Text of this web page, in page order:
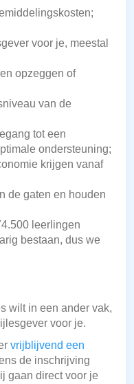
voor je, meestal
opzeggen of
van de
tot een
ondersteuning;
krijgen vanaf
de gaten en houden
leerlingen
bestaan, dus we
wilt in een ander vak,
voor je.
vrijblijvend een
de inschrijving
gaan direct voor je